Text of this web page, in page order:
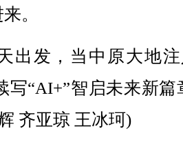
。
发，当中原大地注
写“AI+”智启未来新篇
齐亚琼 王冰珂)